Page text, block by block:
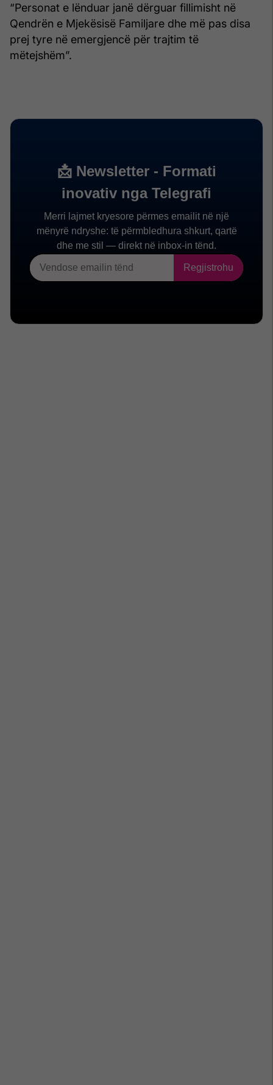
“Personat e lënduar janë dërguar fillimisht në
Qendrën e Mjekësisë Familjare dhe më pas disa
prej tyre në emergjencë për trajtim të
mëtejshëm”.